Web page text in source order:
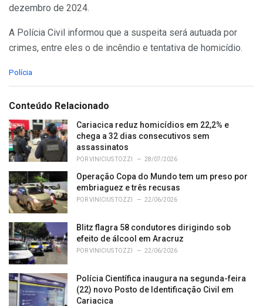
dezembro de 2024.
A Polícia Civil informou que a suspeita será autuada por
crimes, entre eles o de incêndio e tentativa de homicídio.
C
e
o
r
i
e
:
Polícia
Conteúdo Relacionado
Cariacica reduz homicídios em 22,2% e
chega a 32 dias consecutivos sem
assassinatos
PORVINICIUS TOZZI 28/07/2026
Operação Copa do Mundo tem um preso por
embriaguez e três recusas
PORVINICIUS TOZZI 22/06/2026
Blitz flagra 58 condutores dirigindo sob
efeito de álcool em Aracruz
PORVINICIUS TOZZI 22/06/2026
Polícia Científica inaugura na segunda-feira
(22) novo Posto de Identificação Civil em
Cariacica